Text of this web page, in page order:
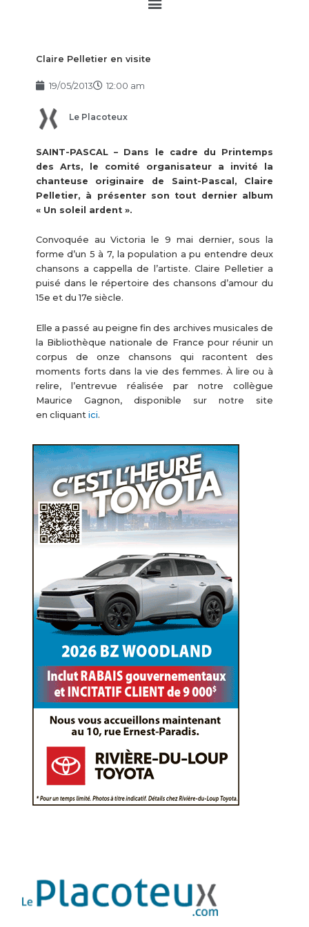
Claire Pelletier en visite
19/05/2013 12:00 am
Le Placoteux
SAINT-PASCAL – Dans le cadre du Printemps
des Arts, le comité organisateur a invité la
chanteuse originaire de Saint-Pascal, Claire
Pelletier, à présenter son tout dernier album
« Un soleil ardent ».
Convoquée au Victoria le 9 mai dernier, sous la
forme d’un 5 à 7, la population a pu entendre deux
chansons a cappella de l’artiste. Claire Pelletier a
puisé dans le répertoire des chansons d’amour du
15e et du 17e siècle.
Elle a passé au peigne fin des archives musicales de
la Bibliothèque nationale de France pour réunir un
corpus de onze chansons qui racontent des
moments forts dans la vie des femmes. À lire ou à
relire, l’entrevue réalisée par notre collègue
Maurice Gagnon, disponible sur notre site
en cliquant ici.